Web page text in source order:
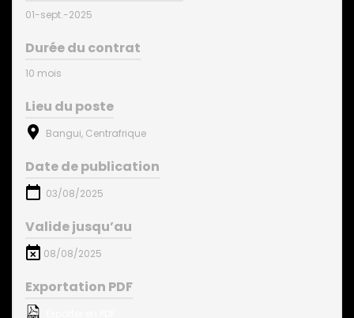
01-sept.-2025
Durée du contrat
10 mois
Lieu du poste
Bangui, Centrafrique
Date de publication
03/08/2025
Valide jusqu’au
08/08/2025
Exportation PDF